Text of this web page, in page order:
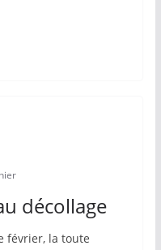
décollage
février, la toute